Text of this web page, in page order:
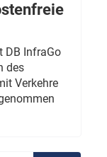
DB InfraGo
des
Verkehre